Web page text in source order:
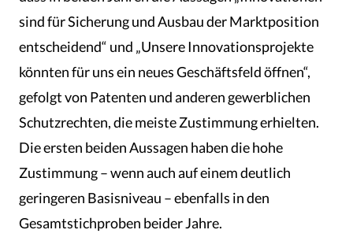
sind für Sicherung und Ausbau der Marktposition
entscheidend“ und „Unsere Innovationsprojekte
könnten für uns ein neues Geschäftsfeld öffnen“,
gefolgt von Patenten und anderen gewerblichen
Schutzrechten, die meiste Zustimmung erhielten.
Die ersten beiden Aussagen haben die hohe
Zustimmung – wenn auch auf einem deutlich
geringeren Basisniveau – ebenfalls in den
Gesamtstichproben beider Jahre.